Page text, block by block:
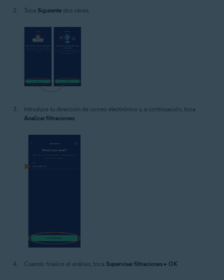
Toca Siguiente dos veces.
Introduce tu dirección de correo electrónico y, a continuación, toca
Analizar filtraciones
Cuando finalice el análisis, toca Supervisar filtraciones ▸ OK